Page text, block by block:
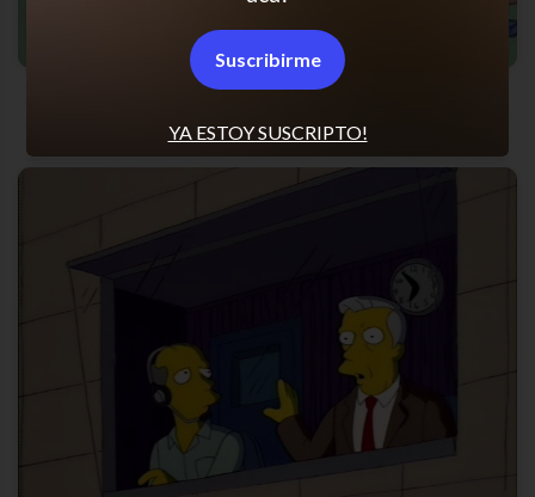
La cagué otra vez
YA ESTOY SUSCRIPTO!
Suscribirme